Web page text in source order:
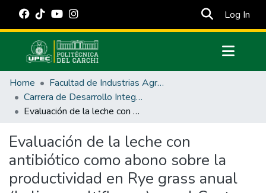
Log In
Communities & Collections
All of DSpace
Statistics
Estadísticas Externas
Manuales
Home
Facultad de Industrias Agropecuarias y Ciencias Ambientales
Carrera de Desarrollo Integral Agropecuario
Evaluación de la leche con antibiótico como abono sobre la productividad en Rye grass anual (Lolium multiflorum), en el Centro Experimental San Francisco - Cantón Huaca.
Evaluación de la leche con
antibiótico como abono sobre la
productividad en Rye grass anual